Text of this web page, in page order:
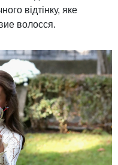
відтінку, яке
волосся.